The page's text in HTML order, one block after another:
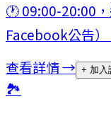
🕐09:00-20:00
Facebook公告）
查看詳情 → + 加入
🏞